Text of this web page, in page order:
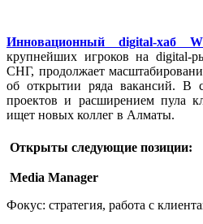
Инновационный digital-хаб
крупнейших игроков на digital-
СНГ, продолжает
об открытии ряда вакансий. В
проектов и расширением пула
ищет новых коллег в Алматы.
Открыты следующие позиции:
Media Manager
Фокус: стратегия, работа с